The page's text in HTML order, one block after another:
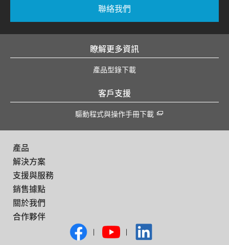
聯絡我們
瞭解更多資訊
產品型錄下載
客戶支援
驅動程式與操作手冊下載
產品
解決方案
支援與服務
銷售據點
關於我們
合作夥伴